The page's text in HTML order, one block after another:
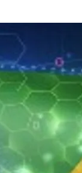
BelvalJardim
Parque Imperial
Vila Nossa Sra. da